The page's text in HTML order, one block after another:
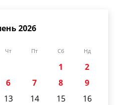
2026
Чт Пт Сб Нд
1
2
6 7 8
9
13 14 15
16